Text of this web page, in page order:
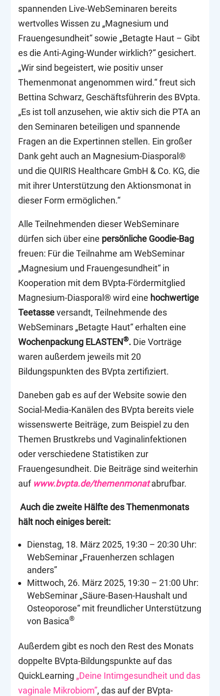
spannenden Live-WebSeminaren bereits
wertvolles Wissen zu „Magnesium und
Frauengesundheit“ sowie „Betagte Haut – Gibt
es die Anti-Aging-Wunder wirklich?“ gesichert.
„Wir sind begeistert, wie positiv unser
Themenmonat angenommen wird.“ freut sich
Bettina Schwarz, Geschäftsführerin des BVpta.
„Es ist toll anzusehen, wie aktiv sich die PTA an
den Seminaren beteiligen und spannende
Fragen an die Expertinnen stellen. Ein großer
Dank geht auch an Magnesium-Diasporal®
und die QUIRIS Healthcare GmbH & Co. KG, die
mit ihrer Unterstützung den Aktionsmonat in
dieser Form ermöglichen.“
Alle Teilnehmenden dieser WebSeminare
dürfen sich über eine persönliche Goodie-Bag
freuen: Für die Teilnahme am WebSeminar
„Magnesium und Frauengesundheit“ in
Kooperation mit dem BVpta-Fördermitglied
Magnesium-Diasporal® wird eine hochwertige
Teetasseversandt, Teilnehmende des
WebSeminars „Betagte Haut“ erhalten eine
Wochenpackung ELASTEN®. Die Vorträge
waren außerdem jeweils mit 20
Bildungspunkten des BVpta zertifiziert.
Daneben gab es auf der Website sowie den
Social-Media-Kanälen des BVpta bereits viele
wissenswerte Beiträge, zum Beispiel zu den
Themen Brustkrebs und Vaginalinfektionen
oder verschiedene Statistiken zur
Frauengesundheit. Die Beiträge sind weiterhin
auf www.bvpta.de/themenmonatabrufbar.
Auch die zweite Hälfte des Themenmonats
hält noch einiges bereit:
Dienstag, 18. März 2025, 19:30 – 20:30 Uhr:
WebSeminar „Frauenherzen schlagen
anders”
Mittwoch, 26. März 2025, 19:30 – 21:00 Uhr:
WebSeminar „Säure-Basen-Haushalt und
Osteoporose“ mit freundlicher Unterstützung
von Basica®
Außerdem gibt es noch den Rest des Monats
doppelte BVpta-Bildungspunkte auf das
QuickLearning „Deine Intimgesundheit und das
vaginale Mikrobiom”, das auf der BVpta-